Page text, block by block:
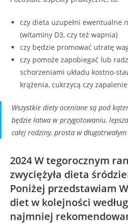
czy dieta uzupełni ewentualne
(witaminy D3, czy też wapnia)
czy będzie promować utratę
czy pomoże zapobiegać lub
schorzeniami układu kostno-
krążenia, cukrzycą czy
Wszystkie diety oceniane są pod
będzie łatwa w przygotowaniu,
całej rodziny, prosta w
2024 W tegorocznym
zwyciężyła dieta
Poniżej przedstawiam
diet w kolejności
najmniej